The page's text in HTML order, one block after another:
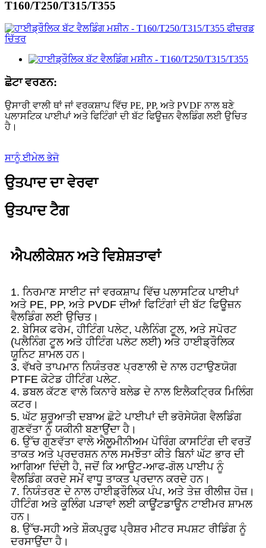
T160/T250/T315/T355
ਛੋਟਾ ਵਰਣਨ:
ਉਸਾਰੀ ਵਾਲੀ ਥਾਂ ਜਾਂ ਵਰਕਸ਼ਾਪ ਵਿੱਚ PE, PP, ਅਤੇ PVDF ਨਾਲ ਬਣੇ
ਪਲਾਸਟਿਕ ਪਾਈਪਾਂ ਅਤੇ ਫਿਟਿੰਗਾਂ ਦੀ ਬੱਟ ਫਿਊਜ਼ਨ ਵੈਲਡਿੰਗ ਲਈ ਉਚਿਤ
ਹੈ।
ਸਾਨੂੰ ਈਮੇਲ ਭੇਜੋ
ਉਤਪਾਦ ਦਾ ਵੇਰਵਾ
ਉਤਪਾਦ ਟੈਗ
ਐਪਲੀਕੇਸ਼ਨ ਅਤੇ ਵਿਸ਼ੇਸ਼ਤਾਵਾਂ
1. ਨਿਰਮਾਣ ਸਾਈਟ ਜਾਂ ਵਰਕਸ਼ਾਪ ਵਿੱਚ ਪਲਾਸਟਿਕ ਪਾਈਪਾਂ
ਅਤੇ PE, PP, ਅਤੇ PVDF ਦੀਆਂ ਫਿਟਿੰਗਾਂ ਦੀ ਬੱਟ ਫਿਊਜ਼ਨ
ਵੈਲਡਿੰਗ ਲਈ ਉਚਿਤ।
2. ਬੇਸਿਕ ਫਰੇਮ, ਹੀਟਿੰਗ ਪਲੇਟ, ਪਲੈਨਿੰਗ ਟੂਲ, ਅਤੇ ਸਪੋਰਟ
(ਪਲੈਨਿੰਗ ਟੂਲ ਅਤੇ ਹੀਟਿੰਗ ਪਲੇਟ ਲਈ) ਅਤੇ ਹਾਈਡ੍ਰੌਲਿਕ
ਯੂਨਿਟ ਸ਼ਾਮਲ ਹਨ।
3. ਵੱਖਰੇ ਤਾਪਮਾਨ ਨਿਯੰਤਰਣ ਪ੍ਰਣਾਲੀ ਦੇ ਨਾਲ ਹਟਾਉਣਯੋਗ
PTFE ਕੋਟੇਡ ਹੀਟਿੰਗ ਪਲੇਟ.
4. ਡਬਲ ਕੱਟਣ ਵਾਲੇ ਕਿਨਾਰੇ ਬਲੇਡ ਦੇ ਨਾਲ ਇਲੈਕਟ੍ਰਿਕ ਮਿਲਿੰਗ
ਕਟਰ।
5. ਘੱਟ ਸ਼ੁਰੂਆਤੀ ਦਬਾਅ ਛੋਟੇ ਪਾਈਪਾਂ ਦੀ ਭਰੋਸੇਯੋਗ ਵੈਲਡਿੰਗ
ਗੁਣਵੱਤਾ ਨੂੰ ਯਕੀਨੀ ਬਣਾਉਂਦਾ ਹੈ।
6. ਉੱਚ ਗੁਣਵੱਤਾ ਵਾਲੇ ਐਲੂਮੀਨੀਅਮ ਪੋਰਿੰਗ ਕਾਸਟਿੰਗ ਦੀ ਵਰਤੋਂ
ਤਾਕਤ ਅਤੇ ਪ੍ਰਦਰਸ਼ਨ ਨਾਲ ਸਮਝੌਤਾ ਕੀਤੇ ਬਿਨਾਂ ਘੱਟ ਭਾਰ ਦੀ
ਆਗਿਆ ਦਿੰਦੀ ਹੈ, ਜਦੋਂ ਕਿ ਆਊਟ-ਆਫ-ਗੋਲ ਪਾਈਪ ਨੂੰ
ਵੈਲਡਿੰਗ ਕਰਦੇ ਸਮੇਂ ਵਾਧੂ ਤਾਕਤ ਪ੍ਰਦਾਨ ਕਰਦੇ ਹਨ।
7. ਨਿਯੰਤਰਣ ਦੇ ਨਾਲ ਹਾਈਡ੍ਰੌਲਿਕ ਪੰਪ, ਅਤੇ ਤੇਜ਼ ਰੀਲੀਜ਼ ਹੋਜ਼।
ਹੀਟਿੰਗ ਅਤੇ ਕੂਲਿੰਗ ਪੜਾਵਾਂ ਲਈ ਕਾਊਂਟਡਾਊਨ ਟਾਈਮਰ ਸ਼ਾਮਲ
ਹਨ।
8. ਉੱਚ-ਸਹੀ ਅਤੇ ਸ਼ੌਕਪ੍ਰੂਫ ਪ੍ਰੈਸ਼ਰ ਮੀਟਰ ਸਪਸ਼ਟ ਰੀਡਿੰਗ ਨੂੰ
ਦਰਸਾਉਂਦਾ ਹੈ।